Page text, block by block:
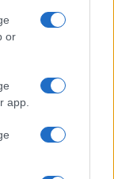
or
app.
más